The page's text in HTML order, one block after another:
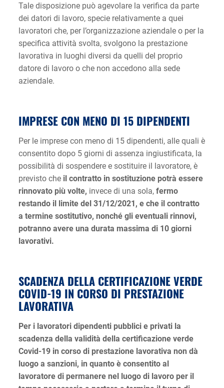
Tale disposizione può agevolare la verifica da parte
dei datori di lavoro, specie relativamente a quei
lavoratori che, per l’organizzazione aziendale o per la
specifica attività svolta, svolgono la prestazione
lavorativa in luoghi diversi da quelli del proprio
datore di lavoro o che non accedono alla sede
aziendale.
IMPRESE CON MENO DI 15 DIPENDENTI
Per le imprese con meno di 15 dipendenti, alle quali è
consentito dopo 5 giorni di assenza ingiustificata, la
possibilità di sospendere e sostituire il lavoratore, è
previsto che il contratto in sostituzione potrà essere
rinnovato più volte, invece di una sola, fermo
restando il limite del 31/12/2021, e che il contratto
a termine sostitutivo, nonché gli eventuali rinnovi,
potranno avere una durata massima di 10 giorni
lavorativi.
SCADENZA DELLA CERTIFICAZIONE VERDE
COVID-19 IN CORSO DI PRESTAZIONE
LAVORATIVA
Per i lavoratori dipendenti pubblici e privati la
scadenza della validità della certificazione verde
Covid-19 in corso di prestazione lavorativa non dà
luogo a sanzioni, in quanto è consentito al
lavoratore di permanere nel luogo di lavoro per il